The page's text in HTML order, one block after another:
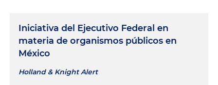
Iniciativa del Ejecutivo Federal en
materia de organismos públicos en
México
Holland & Knight Alert